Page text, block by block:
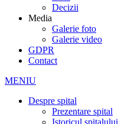
Decizii
Media
Galerie foto
Galerie video
GDPR
Contact
MENIU
Despre spital
Prezentare spital
Istoricul spitalului